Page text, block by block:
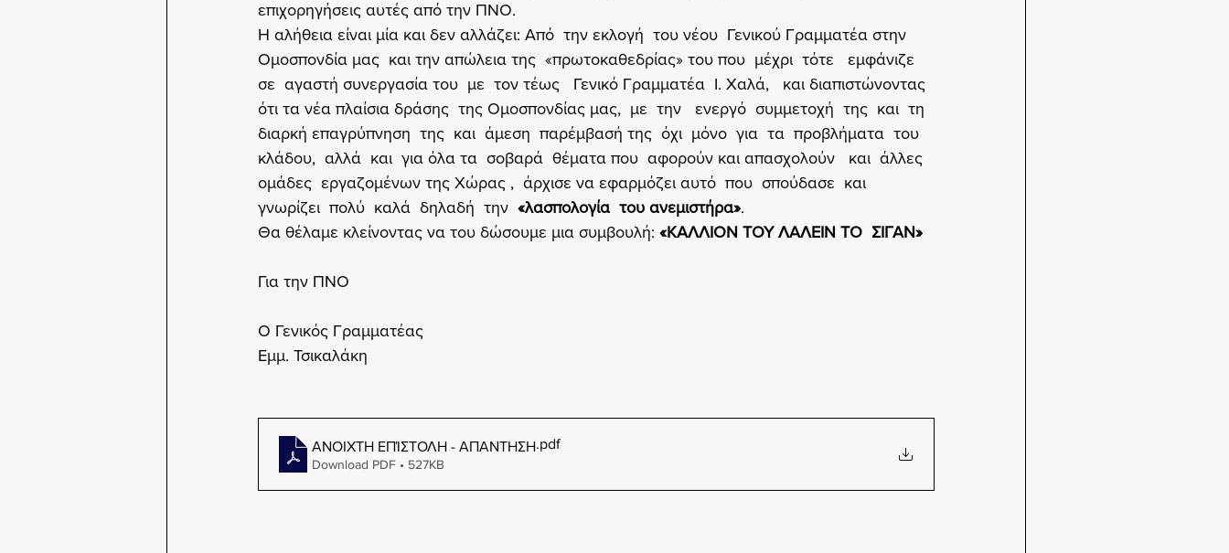
επιχορηγήσεις αυτές από την ΠΝΟ.
Η αλήθεια είναι μία και δεν αλλάζει: Από  την εκλογή  του νέου  Γενικού Γραμματέα στην
Ομοσπονδία μας  και την απώλεια της  «πρωτοκαθεδρίας» του που  μέχρι  τότε   εμφάνιζε
σε  αγαστή συνεργασία του  με  τον τέως   Γενικό Γραμματέα  Ι. Χαλά,   και διαπιστώνοντας
ότι τα νέα πλαίσια δράσης  της Ομοσπονδίας μας,  με  την   ενεργό  συμμετοχή  της  και  τη
διαρκή επαγρύπνηση  της  και  άμεση  παρέμβασή της  όχι  μόνο  για  τα  προβλήματα  του
κλάδου,  αλλά  και  για όλα τα  σοβαρά  θέματα που  αφορούν και απασχολούν   και  άλλες
ομάδες  εργαζομένων της Χώρας ,  άρχισε να εφαρμόζει αυτό  που  σπούδασε  και
γνωρίζει  πολύ  καλά  δηλαδή  την «λασπολογία  του ανεμιστήρα».
Θα θέλαμε κλείνοντας να του δώσουμε μια συμβουλή: «ΚΑΛΛΙΟΝ ΤΟΥ ΛΑΛΕΙΝ ΤΟ  ΣΙΓΑΝ»
Για την ΠΝΟ
Ο Γενικός Γραμματέας
Εμμ. Τσικαλάκη
ΑΝΟΙΧΤΗ ΕΠΊΣΤΟΛΗ - ΑΠΑΝΤΗΣΗ.pdf
Download PDF • 527KB